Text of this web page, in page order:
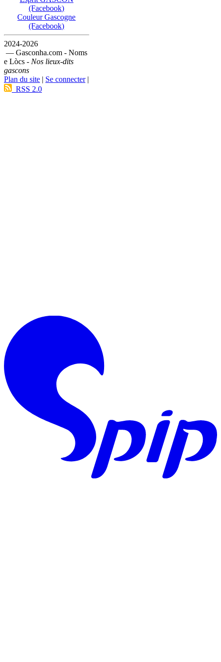
(Facebook)
Couleur Gascogne
(Facebook)
2024-2026
— Gasconha.com - Noms
e Lòcs - Nos lieux-dits
gascons
Plan du site | Se connecter|
RSS 2.0